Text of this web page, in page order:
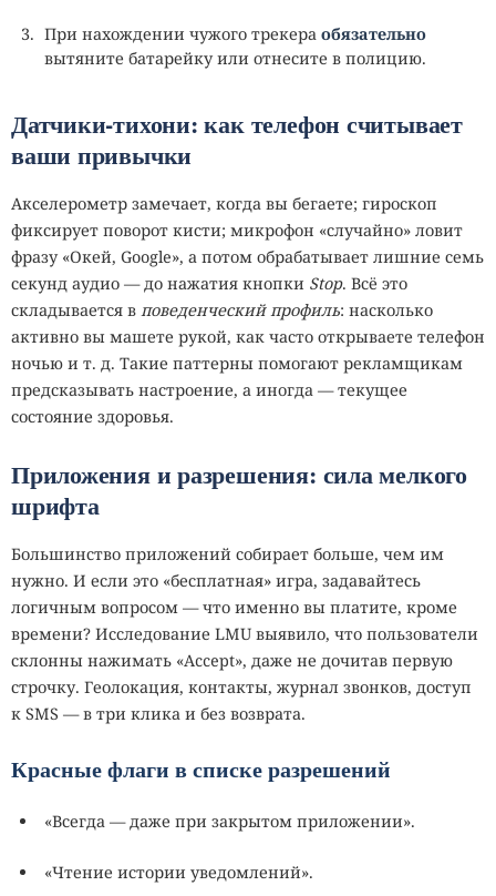
При нахождении чужого трекера обязательно
вытяните батарейку или отнесите в полицию.
Датчики‑тихони: как телефон считывает
ваши привычки
Акселерометр замечает, когда вы бегаете; гироскоп
фиксирует поворот кисти; микрофон «случайно» ловит
фразу «Окей, Google», а потом обрабатывает лишние семь
секунд аудио — до нажатия кнопки Stop. Всё это
складывается в поведенческий профиль: насколько
активно вы машете рукой, как часто открываете телефон
ночью и т. д. Такие паттерны помогают рекламщикам
предсказывать настроение, а иногда — текущее
состояние здоровья.
Приложения и разрешения: сила мелкого
шрифта
Большинство приложений собирает больше, чем им
нужно. И если это «бесплатная» игра, задавайтесь
логичным вопросом — что именно вы платите, кроме
времени? Исследование LMU выявило, что пользователи
склонны нажимать «Accept», даже не дочитав первую
строчку. Геолокация, контакты, журнал звонков, доступ
к SMS — в три клика и без возврата.
Красные флаги в списке разрешений
«Всегда — даже при закрытом приложении».
«Чтение истории уведомлений».